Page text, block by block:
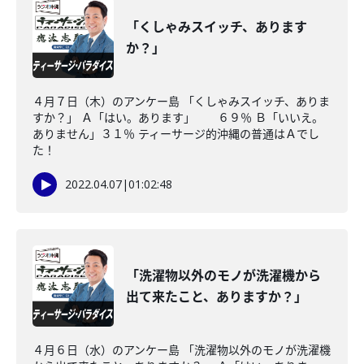
「くしゃみスイッチ、あります
か？」
４月７日（木）のアンケー島 「くしゃみスイッチ、ありま
すか？」 Ａ「はい。あります」 ６９％ Ｂ「いいえ。
ありません」３１％ ティーサージ的沖縄の普通はＡでし
た！
2022.04.07|01:02:48
「洗濯物以外のモノが洗濯機から
出て来たこと、ありますか？」
４月６日（水）のアンケー島 「洗濯物以外のモノが洗濯機